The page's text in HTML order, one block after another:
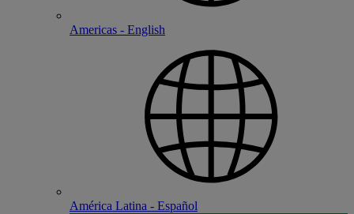
Americas - English
América Latina - Español